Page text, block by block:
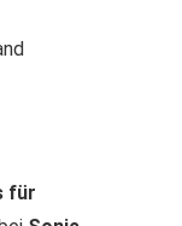
für